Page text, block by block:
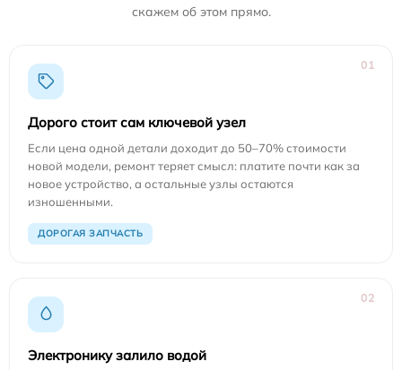
скажем об этом прямо.
01
Дорого стоит сам ключевой узел
Если цена одной детали доходит до 50–70% стоимости
новой модели, ремонт теряет смысл: платите почти как за
новое устройство, а остальные узлы остаются
изношенными.
ДОРОГАЯ ЗАПЧАСТЬ
02
Электронику залило водой